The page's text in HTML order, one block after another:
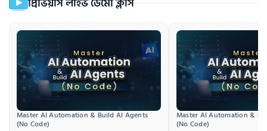
Master AI Automation & Build AI Agents
(No Code)
Master AI Automation &
(No Code)